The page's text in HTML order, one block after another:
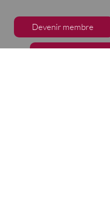
Devenir membre